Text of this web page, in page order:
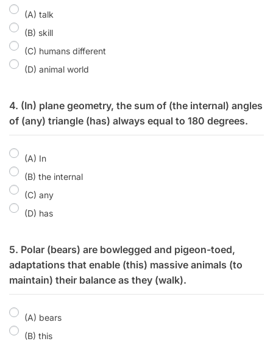
(A) talk
(B) skill
(C) humans different
(D) animal world
4. (In) plane geometry, the sum of (the internal) angles
of (any) triangle (has) always equal to 180 degrees.
(A) In
(B) the internal
(C) any
(D) has
5. Polar (bears) are bowlegged and pigeon-toed,
adaptations that enable (this) massive animals (to
maintain) their balance as they (walk).
(A) bears
(B) this